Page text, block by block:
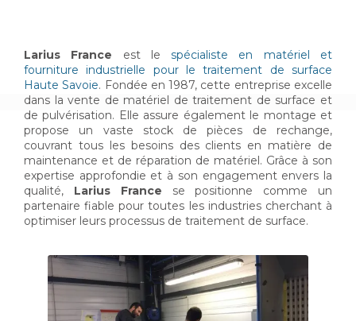
Larius France est lespécialiste en matériel et
fourniture industrielle pour le traitement de surface
Haute Savoie. Fondée en 1987, cette entreprise excelle
dans la vente de matériel de traitement de surface et
de pulvérisation. Elle assure également le montage et
propose un vaste stock de pièces de rechange,
couvrant tous les besoins des clients en matière de
maintenance et de réparation de matériel. Grâce à son
expertise approfondie et à son engagement envers la
qualité, Larius France se positionne comme un
partenaire fiable pour toutes les industries cherchant à
optimiser leurs processus de traitement de surface.